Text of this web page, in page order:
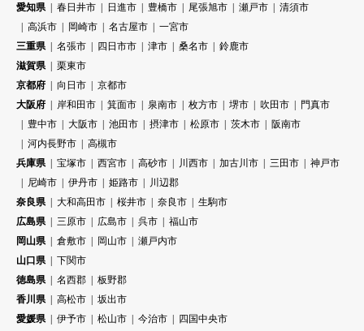
愛知県
春日井市 日進市 豊橋市 尾張旭市 瀬戸市
清須市
高浜市
岡崎市 名古屋市
一宮市
三重県
名張市 四日市市 津市 桑名市
鈴鹿市
滋賀県
栗東市
京都府
向日市
京都市
大阪府
岸和田市 箕面市 泉南市 枚方市 堺市 吹田市
門真市
豊中市
大阪市 池田市 摂津市 松原市 茨木市
阪南市
河内長野市
高槻市
兵庫県
宝塚市 西宮市 高砂市 川西市 加古川市 三田市
神戸市
尼崎市
伊丹市 姫路市
川辺郡
奈良県
大和高田市 桜井市 奈良市
生駒市
広島県
三原市 広島市 呉市
福山市
岡山県
倉敷市 岡山市
瀬戸内市
山口県
下関市
徳島県
名西郡
板野郡
香川県
高松市
坂出市
愛媛県
伊予市 松山市 今治市
四国中央市